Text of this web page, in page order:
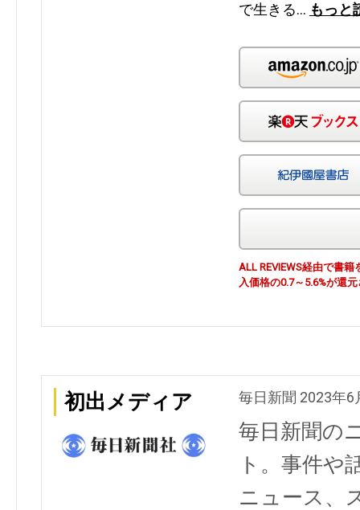
で生きる… もっと
ALL REVIEWS経由で書
入価格の0.7～5.6%が還
初出メディア 毎日新聞 2023年6
毎日新聞の
ト。事件や
ニュース、